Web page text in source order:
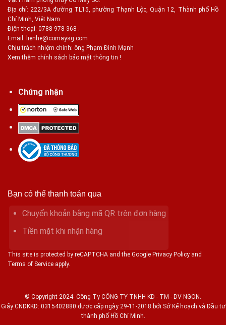
Địa chỉ: 222/3A đường TL15, phường Thạnh Lộc, Quận 12, Thành phố Hồ
Chí Minh, Việt Nam.
Điện thoại: 0788 978 368 .
Email: lienhe@comaysg.com
Chịu trách nhiệm chính: ông Phạm Đình Mạnh
Xem thêm chính sách bảo mật thông tin !
Chứng nhận
Bạn có thể thanh toán qua
Chuyển khoản bằng mã QR trên đơn hàng
Tiền mặt khi nhận hàng
This site is protected by reCAPTCHA and the Google Privacy Policy and
Terms of Service apply.
© Copyright 2024- Công Ty CÔNG TY TNHH KD - TM - DV NGON.
Giấy CNDKKD: 0315402880 được cấp ngày 29-11-2018 bởi Sở Kế hoạch và Đầu tư
thành phố Hồ Chí Minh.